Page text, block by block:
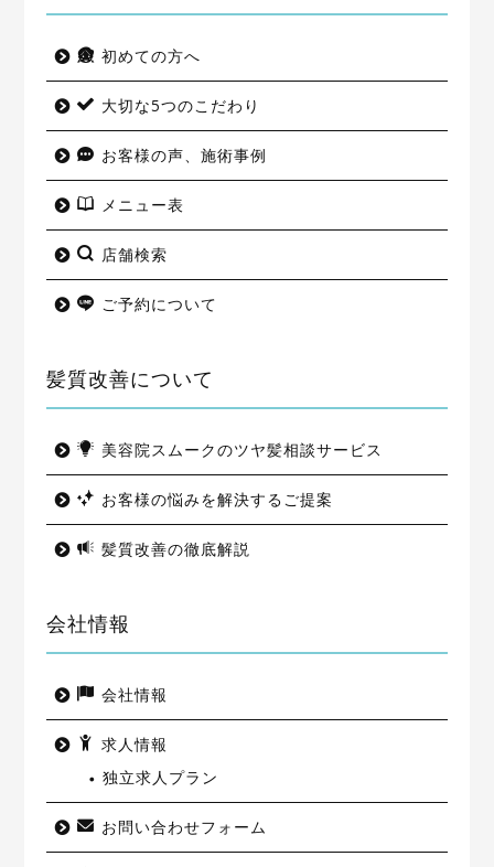
初めての方へ
大切な5つのこだわり
お客様の声、施術事例
メニュー表
店舗検索
ご予約について
髪質改善について
美容院スムークのツヤ髪相談サービス
お客様の悩みを解決するご提案
髪質改善の徹底解説
会社情報
会社情報
求人情報
独立求人プラン
お問い合わせフォーム